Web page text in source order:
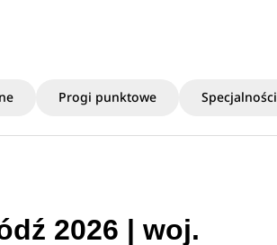
Progi punktowe Specjalności
2026 | woj.